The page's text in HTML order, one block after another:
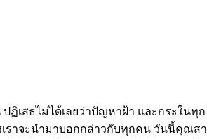
ฏิเสธไม่ได้เลยว่าปัญหาฝ้า และกระใ
าจะนำมาบอกกล่าวกับทุกคน วันนี้คุณสา